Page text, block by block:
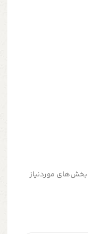
بخش‌های موردنیاز